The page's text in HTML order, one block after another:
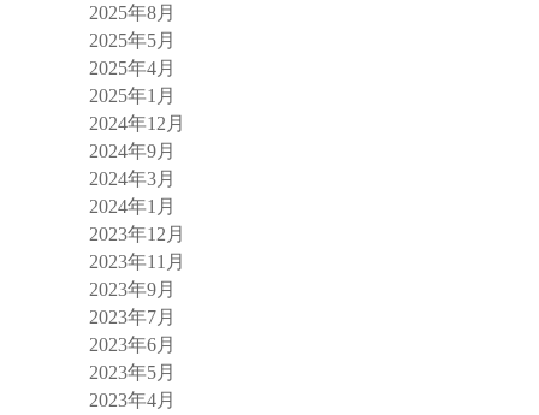
2025年8月
2025年5月
2025年4月
2025年1月
2024年12月
2024年9月
2024年3月
2024年1月
2023年12月
2023年11月
2023年9月
2023年7月
2023年6月
2023年5月
2023年4月